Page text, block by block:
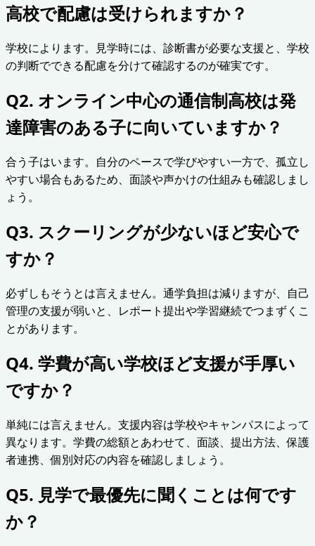
高校で配慮は受けられますか？
学校によります。見学時には、診断書が必要な支援と、学校
の判断でできる配慮を分けて確認するのが確実です。
Q2. オンライン中心の通信制高校は発
達障害のある子に向いていますか？
合う子はいます。自分のペースで学びやすい一方で、孤立し
やすい場合もあるため、面談や声かけの仕組みも確認しまし
ょう。
Q3. スクーリングが少ないほど安心で
すか？
必ずしもそうとは言えません。通学負担は減りますが、自己
管理の支援が弱いと、レポート提出や学習継続でつまずくこ
とがあります。
Q4. 学費が高い学校ほど支援が手厚い
ですか？
単純には言えません。支援内容は学校やキャンパスによって
異なります。学費の総額とあわせて、面談、提出方法、保護
者連携、個別対応の内容を確認しましょう。
Q5. 見学で最優先に聞くことは何です
か？